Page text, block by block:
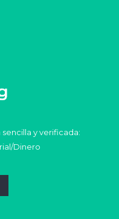
y verificada:
Dinero